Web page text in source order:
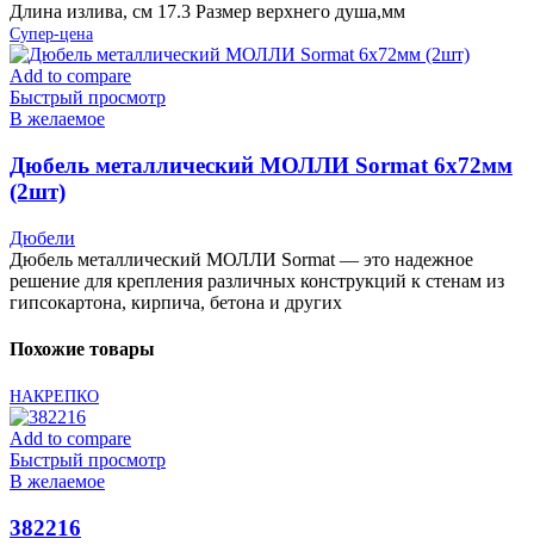
Длина излива, см 17.3 Размер верхнего душа,мм
Супер-цена
Add to compare
Быстрый просмотр
В желаемое
Дюбель металлический МОЛЛИ Sormat 6х72мм
(2шт)
Дюбели
Дюбель металлический МОЛЛИ Sormat — это надежное
решение для крепления различных конструкций к стенам из
гипсокартона, кирпича, бетона и других
Похожие товары
НАКРЕПКО
Add to compare
Быстрый просмотр
В желаемое
382216